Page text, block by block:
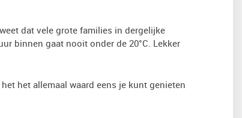
dat vele grote families in dergelijke
binnen gaat nooit onder de 20°C. Lekker
het allemaal waard eens je kunt genieten